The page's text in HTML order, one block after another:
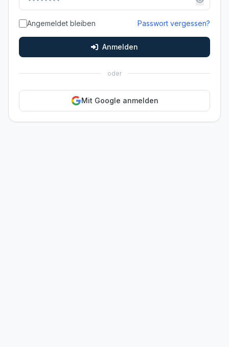
Angemeldet bleiben Passwort vergessen?
Anmelden
oder
Mit Google anmelden